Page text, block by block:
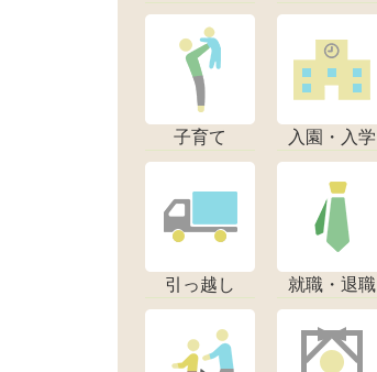
子育て 入園・入学
引っ越し 就職・退職